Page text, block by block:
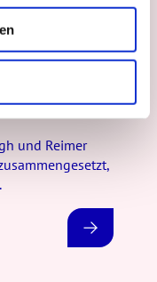
& More
und Reimer